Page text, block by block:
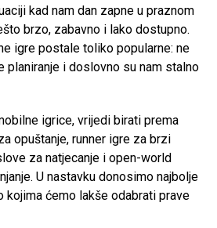
kad nam dan zapne u praznom
brzo, zabavno i lako dostupno.
igre postale toliko popularne: ne
planiranje i doslovno su nam stalno
igrice, vrijedi birati prema
opuštanje, runner igre za brzi
za natjecanje i open-world
U nastavku donosimo najbolje
kojima ćemo lakše odabrati prave